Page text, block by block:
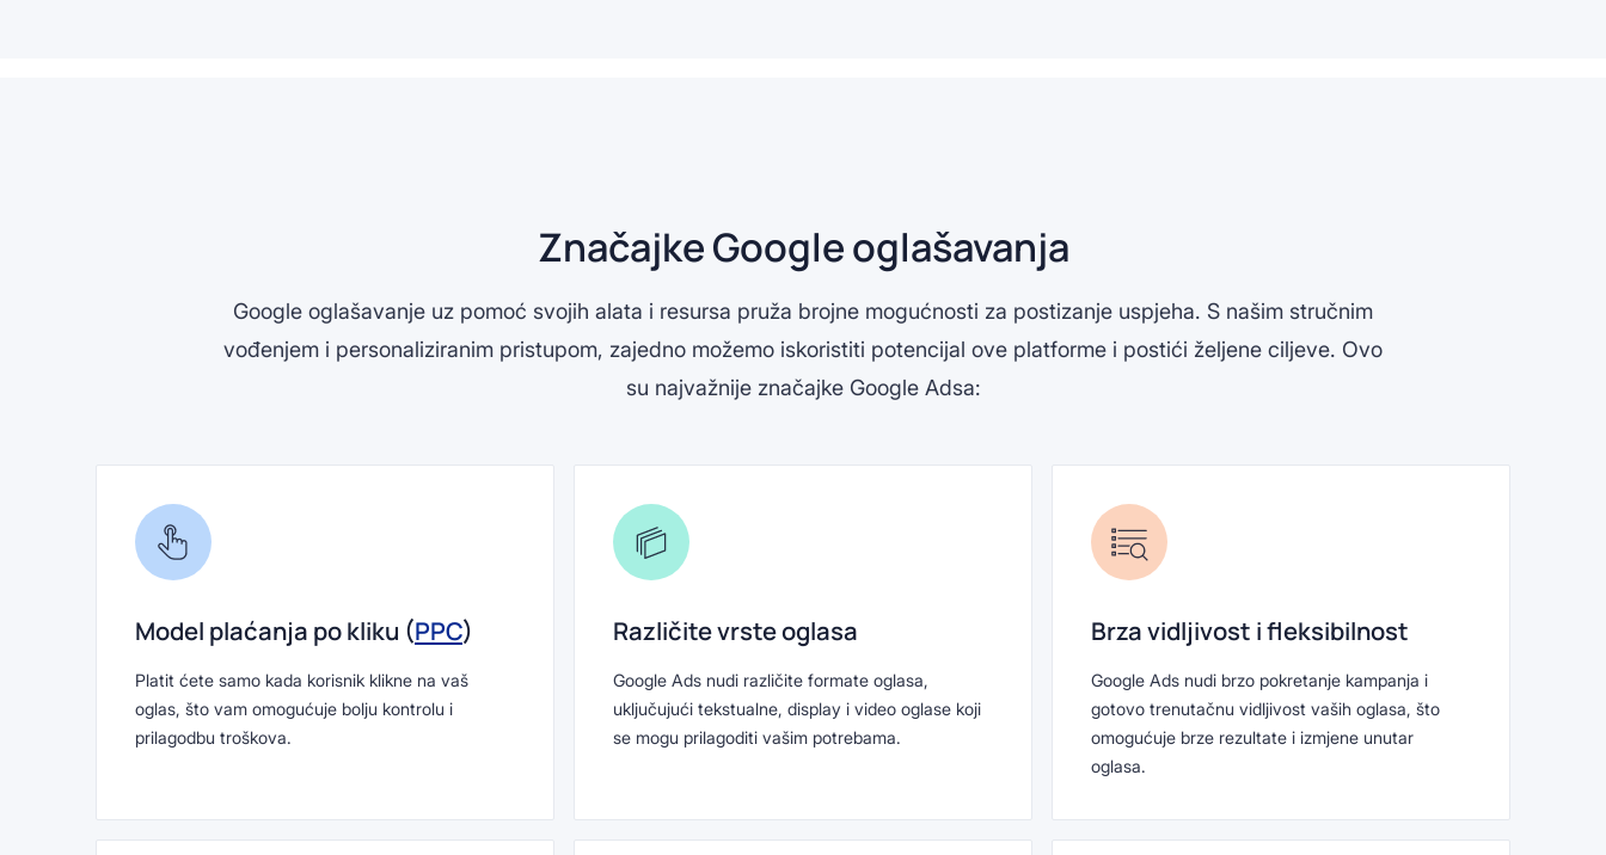
Značajke Google oglašavanja
Google oglašavanje uz pomoć svojih alata i resursa pruža brojne mogućnosti za postizanje uspjeha. S našim stručnim
vođenjem i personaliziranim pristupom, zajedno možemo iskoristiti potencijal ove platforme i postići željene ciljeve. Ovo
su najvažnije značajke Google Adsa:
Model plaćanja po kliku (PPC)
Platit ćete samo kada korisnik klikne na vaš
oglas, što vam omogućuje bolju kontrolu i
prilagodbu troškova.
Različite vrste oglasa
Google Ads nudi različite formate oglasa,
uključujući tekstualne, display i video oglase koji
se mogu prilagoditi vašim potrebama.
Brza vidljivost i fleksibilnost
Google Ads nudi brzo pokretanje kampanja i
gotovo trenutačnu vidljivost vaših oglasa, što
omogućuje brze rezultate i izmjene unutar
oglasa.